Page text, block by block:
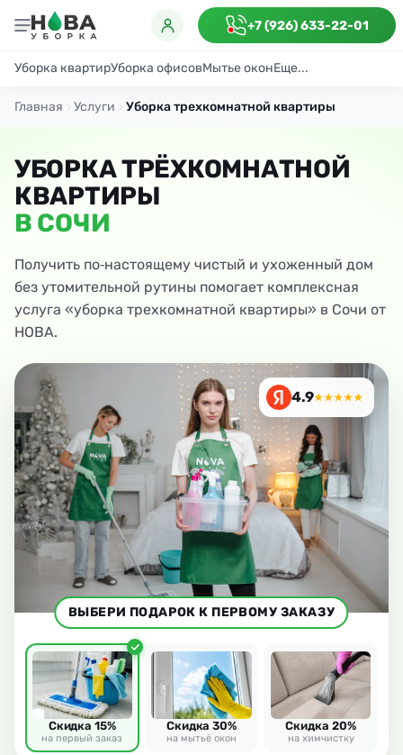
+7 (926) 633-22-01
Уборка квартирУборка офисовМытье оконЕще...
ГенеральнаяПоддерживающаяПосле ремонта
Главная Услуги Уборка трехкомнатной квартиры
УБОРКА ТРЁХКОМНАТНОЙ
КВАРТИРЫ
В СОЧИ
Получить по‑настоящему чистый и ухоженный дом
без утомительной рутины помогает комплексная
услуга «уборка трехкомнатной квартиры» в Сочи от
НОВА.
4.9★★★★★
ВЫБЕРИ ПОДАРОК К ПЕРВОМУ ЗАКАЗУ
Скидка 15%
на первый заказ
Скидка 30%
на мытьё окон
Скидка 20%
на химчистку